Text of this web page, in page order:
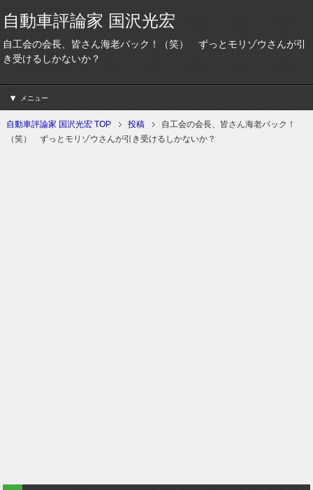
自動車評論家 国沢光宏
自工会の会長、皆さん海老バック！（笑） ずっとモリゾウさんが引
き受けるしかないか？
メニュー
自動車評論家 国沢光宏 TOP 投稿
自工会の会長、皆さん海老バック！
（笑） ずっとモリゾウさんが引き受けるしかないか？